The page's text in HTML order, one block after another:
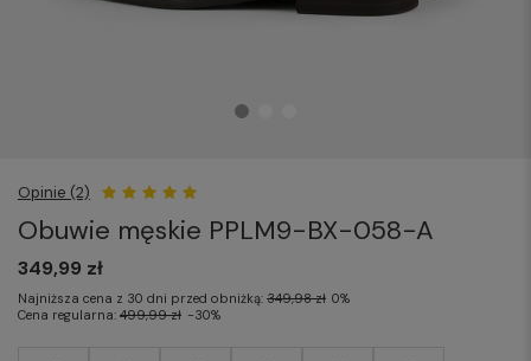
Opinie (2)
Obuwie męskie PPLM9-BX-058-A
349,99 zł
Najniższa cena z 30 dni przed obniżką: 349,98 zł 0%
Cena regularna: 499,99 zł -30%